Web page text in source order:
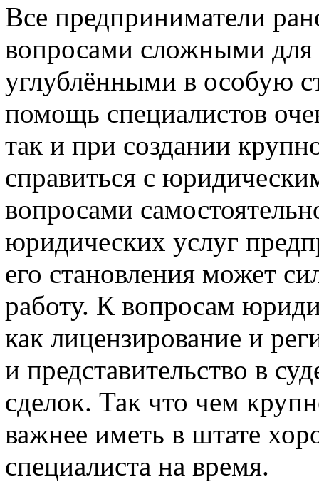
Все предприниматели
вопросами сложными для
углублёнными в особую
помощь специалистов
так и при создании
справиться с
вопросами
юридических услуг
его становления может
работу. К вопросам
как лицензирование и
и представительство в
сделок. Так что чем
важнее иметь в штате
специалиста на время.